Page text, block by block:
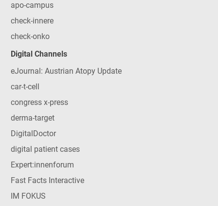
apo-campus
check-innere
check-onko
Digital Channels
eJournal: Austrian Atopy Update
car-t-cell
congress x-press
derma-target
DigitalDoctor
digital patient cases
Expert:innenforum
Fast Facts Interactive
IM FOKUS